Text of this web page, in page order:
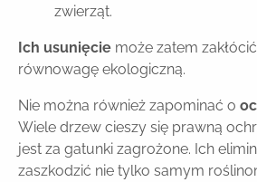
zwierząt.
Ich usunięcie może zatem
równowagę ekologiczną.
Nie można również zapominać o
Wiele drzew cieszy się prawną
jest za gatunki zagrożone. Ich
zaszkodzić nie tylko samym